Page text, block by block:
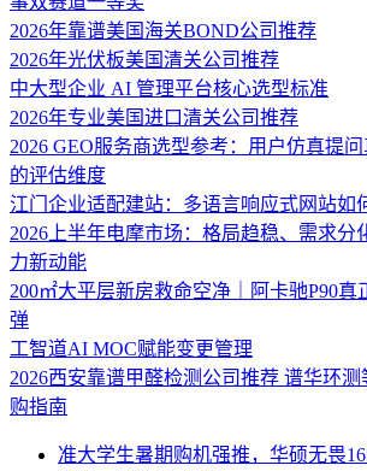
2026年靠谱美国海关BOND公司推荐
2026年光伏板美国清关公司推荐
中大型企业 AI 管理平台核心选型标准
2026年专业美国进口清关公司推荐
2026 GEO服务商选型参考：用户仿真提
的评估维度
江门企业适配建站：多语言响应式网站如
2026上半年电摩市场：格局趋稳、需求分
力新动能
200㎡大平层新房救命空净｜阿卡驰P90真
弹
工智道AI MOC赋能变更管理
2026西安靠谱甲醛检测公司推荐 谱华环
购指南
准大学生暑期购机强推，华硕无畏